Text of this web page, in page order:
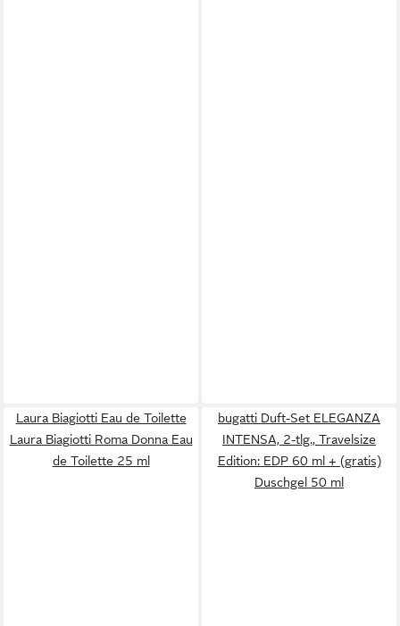
Laura Biagiotti Eau de Toilette
Laura Biagiotti Roma Donna Eau
de Toilette 25 ml
bugatti Duft-Set ELEGANZA
INTENSA, 2-tlg., Travelsize
Edition: EDP 60 ml + (gratis)
Duschgel 50 ml